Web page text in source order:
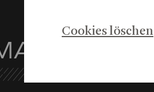
Cookies löschen